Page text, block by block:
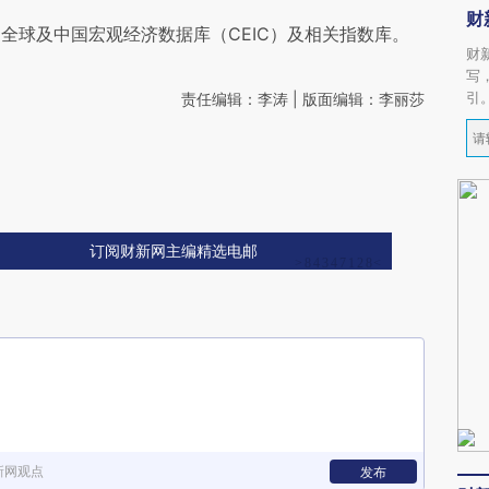
球及中国宏观经济数据库（CEIC）及相关指数库。
责任编辑：李涛 | 版面编辑：李丽莎
订阅财新网主编精选电邮
网观点 发布
财
财
写
引